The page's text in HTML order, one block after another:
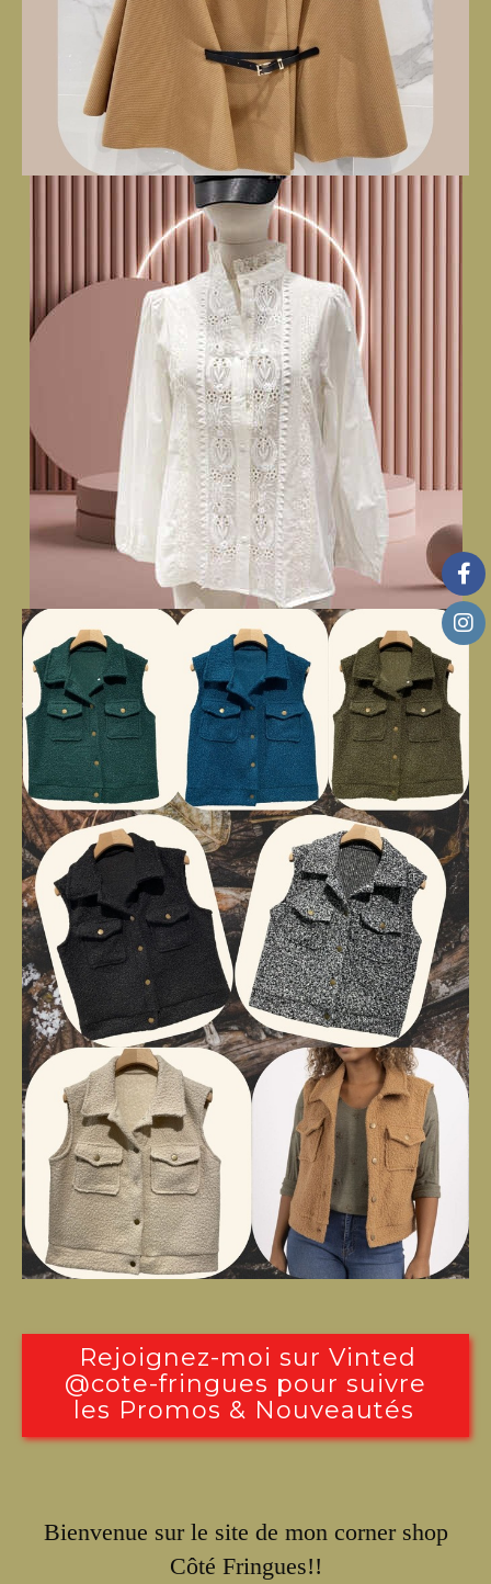
Rejoignez-moi sur Vinted
@cote-fringues pour suivre
les Promos & Nouveautés
Bienvenue sur le site de mon corner shop
Côté Fringues!!